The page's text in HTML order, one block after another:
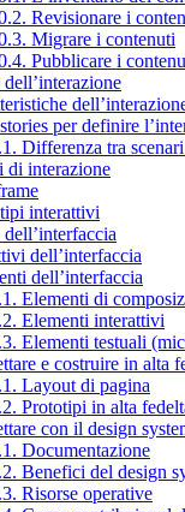
Revisionare i
Migrare i contenuti
Pubblicare i
per definire
Differenza tra
di interazione
interattivi
dell’interfaccia
dell’interfaccia
Elementi di
Elementi interattivi
Elementi testuali
e costruire in alta
Layout di pagina
Prototipi in alta
con il design
Documentazione
Benefici del design
Risorse operative